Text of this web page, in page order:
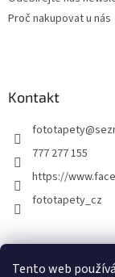
Tento web
Proč nakupovat u nás
Kontakt
fototapety@
777 277 155
https://
fototapety_cz